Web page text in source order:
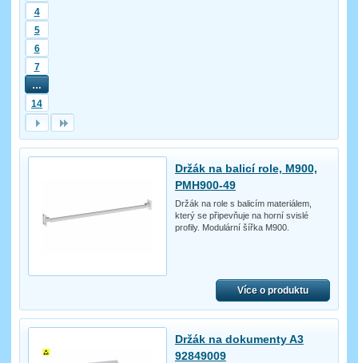
4
5
6
7
…
14
Držák na balicí role, M900,
PMH900-49
Držák na role s balicím materiálem,
který se připevňuje na horní svislé
profily. Modulární šířka M900.
Více o produktu
Držák na dokumenty A3
92849009